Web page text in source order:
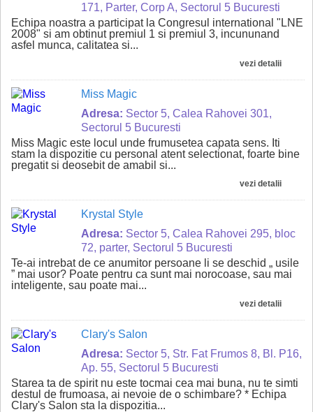
171, Parter, Corp A, Sectorul 5 Bucuresti
Echipa noastra a participat la Congresul international "LNE
2008" si am obtinut premiul 1 si premiul 3, incununand
asfel munca, calitatea si...
vezi detalii
Miss Magic
Adresa: Sector 5, Calea Rahovei 301,
Sectorul 5 Bucuresti
Miss Magic este locul unde frumusetea capata sens. Iti
stam la dispozitie cu personal atent selectionat, foarte bine
pregatit si deosebit de amabil si...
vezi detalii
Krystal Style
Adresa: Sector 5, Calea Rahovei 295, bloc
72, parter, Sectorul 5 Bucuresti
Te-ai intrebat de ce anumitor persoane li se deschid „ usile
” mai usor? Poate pentru ca sunt mai norocoase, sau mai
inteligente, sau poate mai...
vezi detalii
Clary's Salon
Adresa: Sector 5, Str. Fat Frumos 8, Bl. P16,
Ap. 55, Sectorul 5 Bucuresti
Starea ta de spirit nu este tocmai cea mai buna, nu te simti
destul de frumoasa, ai nevoie de o schimbare? * Echipa
Clary's Salon sta la dispozitia...